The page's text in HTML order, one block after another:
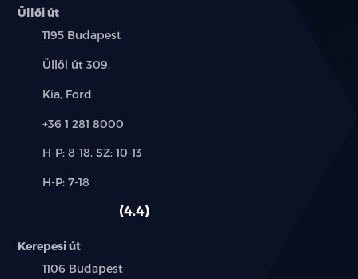
Üllői út
Település:
1195 Budapest
Cím:
Üllői út 309.
Márkák:
Kia, Ford
Telefon:
+36 1 281 8000
Új-
használt
H-P: 8-18, SZ: 10-13
Alkatrész,
H-P: 7-18
4.4
Kerepesi út
Település:
1106 Budapest